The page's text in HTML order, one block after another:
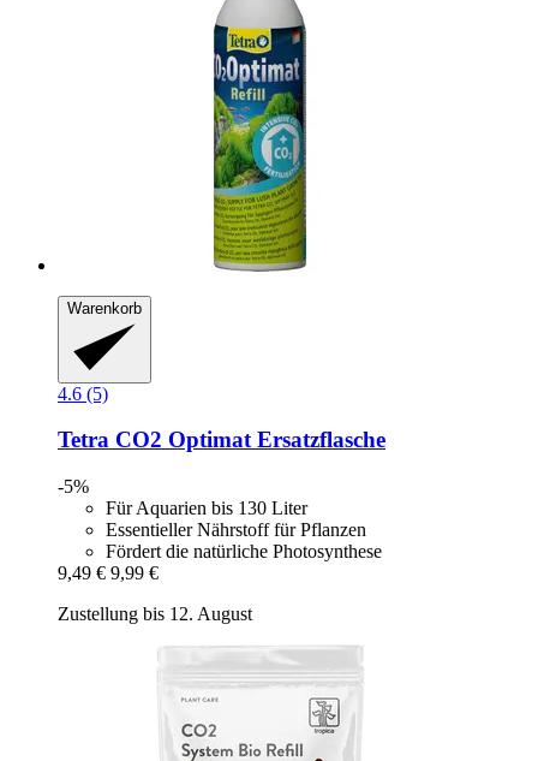
Warenkorb
4.6 (5)
Tetra CO2 Optimat Ersatzflasche
-5%
Für Aquarien bis 130 Liter
Essentieller Nährstoff für Pflanzen
Fördert die natürliche Photosynthese
9,49 € 9,99 €
Zustellung bis 12. August